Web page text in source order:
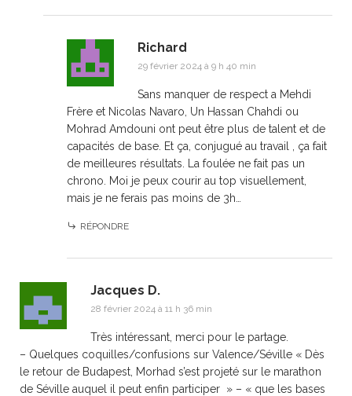
Richard
29 février 2024 à 9 h 40 min
Sans manquer de respect a Mehdi
Frère et Nicolas Navaro, Un Hassan Chahdi ou
Mohrad Amdouni ont peut être plus de talent et de
capacités de base. Et ça, conjugué au travail , ça fait
de meilleures résultats. La foulée ne fait pas un
chrono. Moi je peux courir au top visuellement,
mais je ne ferais pas moins de 3h…
RÉPONDRE
Jacques D.
28 février 2024 à 11 h 36 min
Très intéressant, merci pour le partage.
– Quelques coquilles/confusions sur Valence/Séville « Dès
le retour de Budapest, Morhad s’est projeté sur le marathon
de Séville auquel il peut enfin participer » – « que les bases